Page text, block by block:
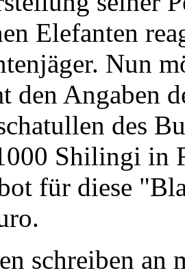
Elefanten
Nun
den Angaben
des
Shilingi in
für diese
schreiben